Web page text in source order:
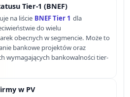
Tier-1 (BNEF)
na liście BNEF Tier 1 dla
do wielu
obecnych w segmencie. Może to
bankowe projektów oraz
wymagających bankowalności tier-
w PV